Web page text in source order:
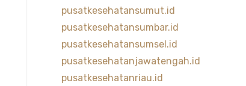
pusatkesehatansumut.id
pusatkesehatansumbar.id
pusatkesehatansumsel.id
pusatkesehatanjawatengah.id
pusatkesehatanriau.id